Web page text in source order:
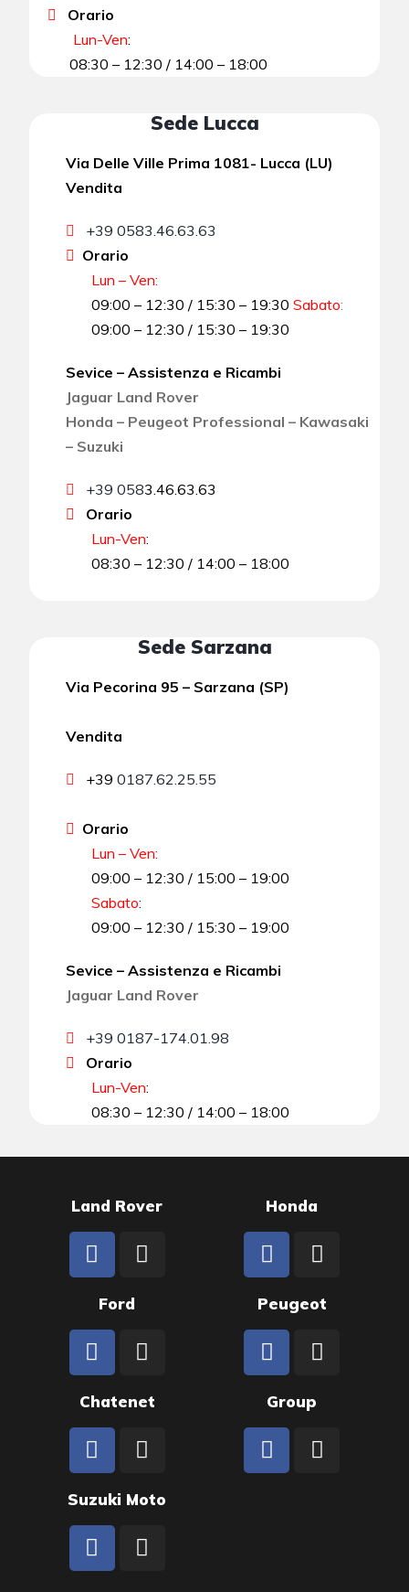
Orario
Lun-Ven:
08:30 – 12:30 / 14:00 – 18:00
Sede Lucca
Via Delle Ville Prima 1081- Lucca (LU)
Vendita
+39 0583.46.63.63
Orario
Lun – Ven:
09:00 – 12:30 / 15:30 – 19:30 Sabato:
09:00 – 12:30 / 15:30 – 19:30
Sevice – Assistenza e Ricambi
Jaguar Land Rover
Honda – Peugeot Professional – Kawasaki
– Suzuki
+39 0583.46.63.63
Orario
Lun-Ven:
08:30 – 12:30 / 14:00 – 18:00
Sede Sarzana
Via Pecorina 95 – Sarzana (SP)
Vendita
+390187.62.25.55
Orario
Lun – Ven:
09:00 – 12:30 / 15:00 – 19:00
Sabato:
09:00 – 12:30 / 15:30 – 19:00
Sevice – Assistenza e Ricambi
Jaguar Land Rover
+39 0187-174.01.98
Orario
Lun-Ven:
08:30 – 12:30 / 14:00 – 18:00
Land Rover Honda
Ford Peugeot
Chatenet Group
Suzuki Moto